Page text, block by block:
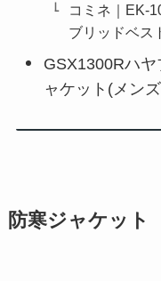
コミネ｜EK-
ブリッドベス
GSX1300Rハ
ャケット(メン
防寒ジャケット